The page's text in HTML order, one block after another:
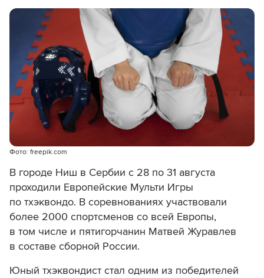
Фото: freepik.com
В городе Ниш в Сербии с 28 по 31 августа
проходили Европейские Мульти Игры
по тхэквондо. В соревнованиях участвовали
более 2000 спортсменов со всей Европы,
в том числе и пятигорчанин Матвей Журавлев
в составе сборной России.
Юный тхэквондист стал одним из победителей